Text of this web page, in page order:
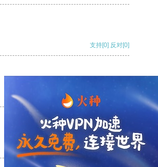
支持[0] 反对[0]
支持
支持[0] 反对[0]